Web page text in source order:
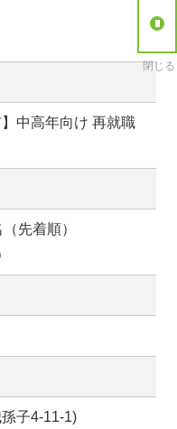
中高年向け 再就職
先着順）
孫子4-11-1)
閉じる